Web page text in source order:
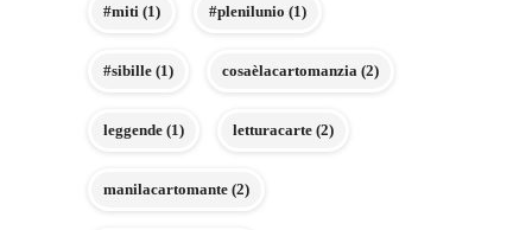
#miti (1) #plenilunio (1)
#sibille (1) cosaèlacartomanzia (2)
leggende (1) letturacarte (2)
manilacartomante (2)